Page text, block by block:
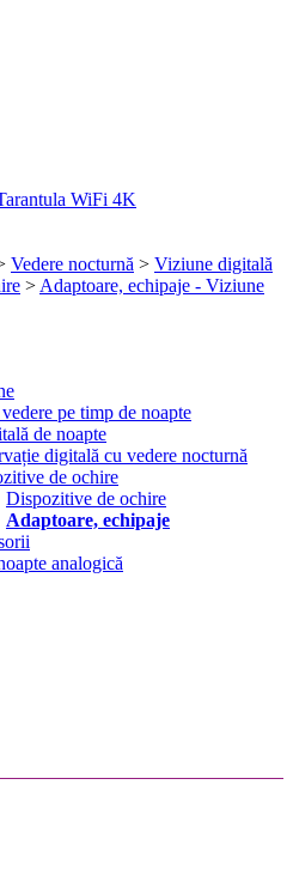
Vedere nocturnă > Viziune digitală
> Adaptoare, echipaje - Viziune
pe timp de noapte
de noapte
digitală cu vedere nocturnă
de ochire
Dispozitive de ochire
Adaptoare, echipaje
analogică